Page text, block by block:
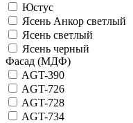
Юстус
Ясень Анкор светлый
Ясень светлый
Ясень черный
Фасад (МДФ)
AGT-390
AGT-726
AGT-728
AGT-734